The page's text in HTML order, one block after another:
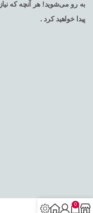
به رو می‌شوید! هر آنچه که
پیدا خواهید کرد .
0